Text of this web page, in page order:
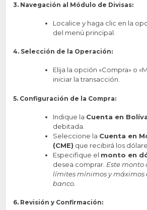
3. Navegación al Módulo de Divisas:
Localice y haga clic en la
del menú principal.
4. Selección de la Operación:
Elija la opción «Compra» o
iniciar la transacción.
5. Configuración de la Compra:
Indique la Cuenta en
debitada.
Seleccione la Cuenta en
(CME) que recibirá los
Especifique el monto en
desea comprar. Este monto
límites mínimos y máximos
banco.
6. Revisión y Confirmación: